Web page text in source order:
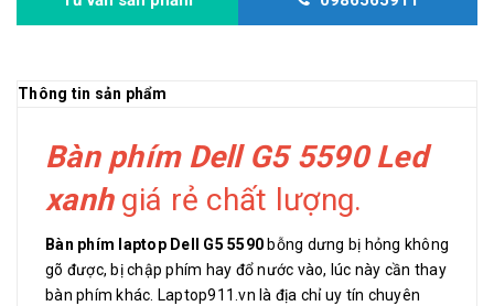
Thông tin sản phẩm
Bàn phím Dell G5 5590 Led
xanhgiá rẻ chất lượng.
Bàn phím laptop Dell G5 5590 bỗng dưng bị hỏng không
gõ được, bị chập phím hay đổ nước vào, lúc này cần thay
bàn phím khác. Laptop911.vn là địa chỉ uy tín chuyên